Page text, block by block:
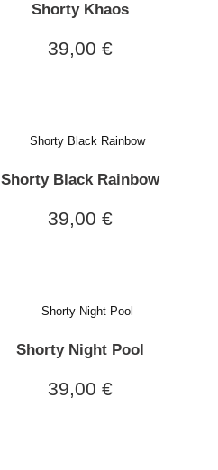
Shorty Khaos
39,00 €
Shorty Black Rainbow
39,00 €
Shorty Night Pool
39,00 €